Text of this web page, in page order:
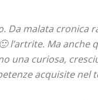
Da malata cronica
l’artrite. Ma anche
una curiosa,
acquisite nel